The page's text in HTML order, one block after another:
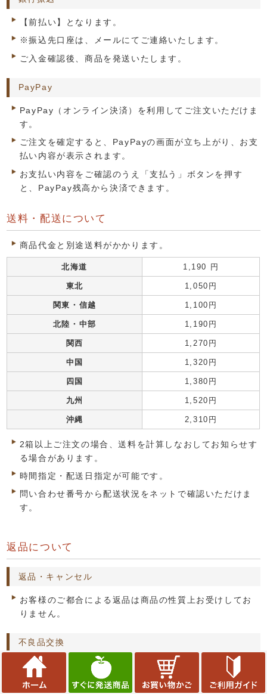
【前払い】となります。
※振込先口座は、メールにてご連絡いたします。
ご入金確認後、商品を発送いたします。
PayPay
PayPay（オンライン決済）を利用してご注文いただけま
す。
ご注文を確定すると、PayPayの画面が立ち上がり、お支
払い内容が表示されます。
お支払い内容をご確認のうえ「支払う」ボタンを押す
と、PayPay残高から決済できます。
送料・配送について
商品代金と別途送料がかかります。
北海道 1,190 円
東北 1,050円
関東・信越 1,100円
北陸・中部 1,190円
関西 1,270円
中国 1,320円
四国 1,380円
九州 1,520円
沖縄 2,310円
2箱以上ご注文の場合、送料を計算しなおしてお知らせす
る場合があります。
時間指定・配送日指定が可能です。
問い合わせ番号から配送状況をネットで確認いただけま
す。
返品について
返品・キャンセル
お客様のご都合による返品は商品の性質上お受けしてお
りません。
不良品交換
送料負担（着払い）にて交換受理いたします。※商品受
領後、7日以内にご連絡ください。